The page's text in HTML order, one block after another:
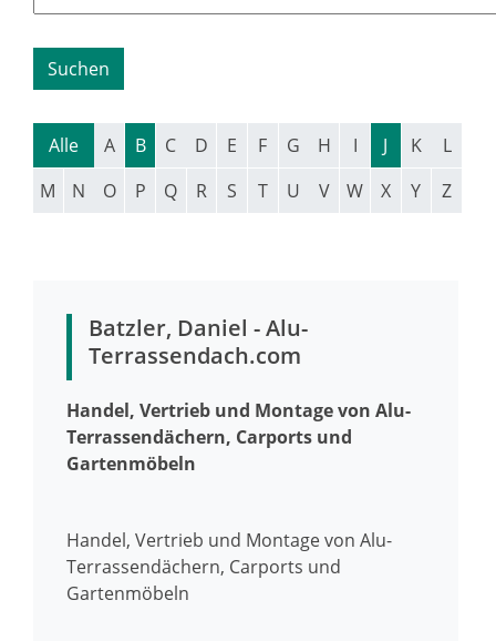
Alle A B C D E F G H I J K
L
M
N O P Q R S T U V W X Y Z
Batzler, Daniel - Alu-
Terrassendach.com
Handel, Vertrieb und Montage von Alu-
Terrassendächern, Carports und
Gartenmöbeln
Handel, Vertrieb und Montage von Alu-
Terrassendächern, Carports und
Gartenmöbeln